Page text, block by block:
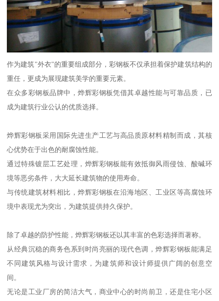
作为建筑"外衣"的重要组成部分，彩钢板不仅承担着保护建筑结构的
重任，更成为展现建筑美学的重要元素。
在众多彩钢板品牌中，烨辉彩钢板凭借其卓越性能与可靠品质，已
成为建筑行业公认的优质选择。
烨辉彩钢板采用国际先进生产工艺与高品质原材料精制而成，其核
心优势在于出色的耐腐蚀性能。
通过特殊镀层工艺处理，烨辉彩钢板能有效抵御风雨侵蚀、酸碱环
境等恶劣条件，大大延长建筑物的使用寿命。
与传统建筑材料相比，烨辉彩钢板在沿海地区、工业区等高腐蚀环
境中表现尤为突出，为建筑提供持久保护。
除了卓越的防护性能，烨辉彩钢板还以其丰富的色彩选择而著称。
从经典沉稳的商务色系到时尚亮丽的现代色调，烨辉彩钢板能满足
不同建筑风格与设计需求，为建筑师和设计师提供广阔的创意空
间。
无论是工业厂房的简洁大气，商业中心的时尚前卫，还是住宅小区